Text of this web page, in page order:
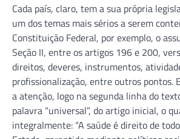
Cada país, claro, tem a sua própria
um dos temas mais sérios a serem
Constituição Federal, por exemplo, o
Seção II, entre os artigos 196 e 200,
direitos, deveres, instrumentos,
profissionalização, entre outros pontos.
a atenção, logo na segunda linha do
palavra “universal”, do artigo inicial, o
integralmente: “A saúde é direito de